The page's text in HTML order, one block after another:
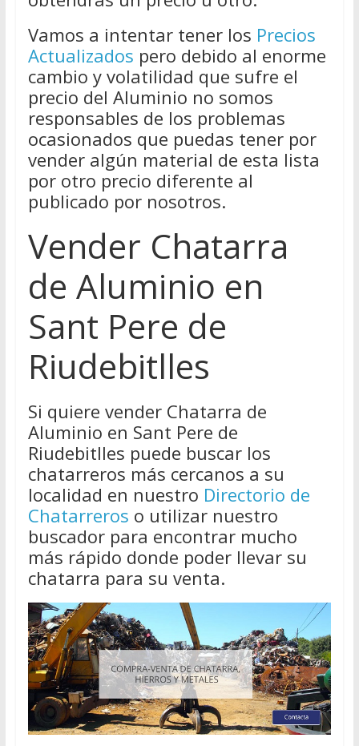
Vamos a intentar tener los Precios
Actualizados pero debido al enorme
cambio y volatilidad que sufre el
precio del Aluminio no somos
responsables de los problemas
ocasionados que puedas tener por
vender algún material de esta lista
por otro precio diferente al
publicado por nosotros.
Vender Chatarra
de Aluminio en
Sant Pere de
Riudebitlles
Si quiere vender Chatarra de
Aluminio en Sant Pere de
Riudebitlles puede buscar los
chatarreros más cercanos a su
localidad en nuestro Directorio de
Chatarreros o utilizar nuestro
buscador para encontrar mucho
más rápido donde poder llevar su
chatarra para su venta.